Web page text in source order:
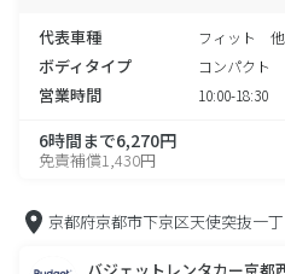
代表車種 フィット 他
ボディタイプ コンパクト
営業時間 10:00-18:30
6時間まで6,270円
免責補償1,430円
京都府京都市下京区天使突抜一